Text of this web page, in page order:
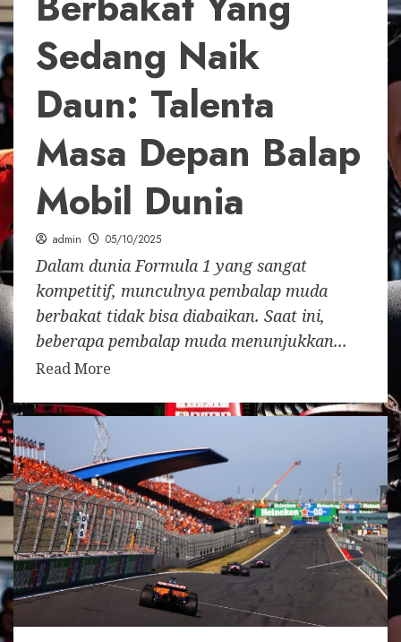
Sedang Naik
Daun: Talenta
Masa Depan Balap
Mobil Dunia
admin 05/10/2025
Dalam dunia Formula 1 yang sangat
kompetitif, munculnya pembalap muda
berbakat tidak bisa diabaikan. Saat ini,
beberapa pembalap muda menunjukkan...
Read More